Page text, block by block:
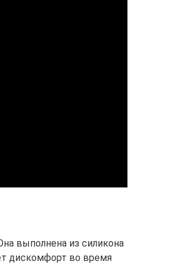
выполнена из силикона
дискомфорт во время